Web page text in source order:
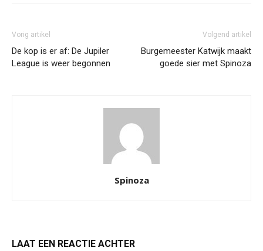
Vorig artikel
De kop is er af: De Jupiler
League is weer begonnen
Volgend artikel
Burgemeester Katwijk maakt
goede sier met Spinoza
Spinoza
LAAT EEN REACTIE ACHTER